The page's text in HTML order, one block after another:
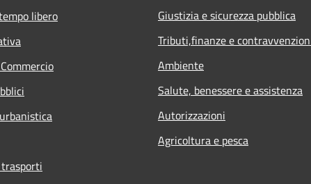
libero
Giustizia e sicurezza pubblica
Tributi,finanze e
Ambiente
Salute, benessere e assistenza
Autorizzazioni
Agricoltura e pesca